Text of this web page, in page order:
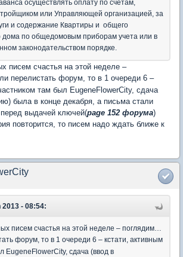
осуществлять оплату по счетам,
или Управляющей организацией, за
и содержание Квартиры и общего
по общедомовым приборам учета или в
законодательством порядке.
писем счастья на этой неделе –
перелистать форум, то в 1 очереди 6 –
там был EugeneFlowerCity, сдача
была в конце декабря, а письма стали
выдачей ключей(page 152 форума)
повторится, то писем надо ждать ближе к
- 08:54:
писем счастья на этой неделе – поглядим…
форум, то в 1 очереди 6 – кстати, активным
EugeneFlowerCity, сдача (ввод в